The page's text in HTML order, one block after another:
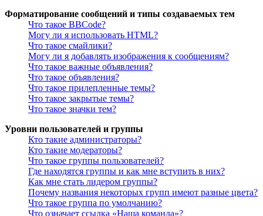
Форматирование сообщений и типы создаваемых тем
Что такое BBCode?
Могу ли я использовать HTML?
Что такое смайлики?
Могу ли я добавлять изображения к сообщениям?
Что такое важные объявления?
Что такое объявления?
Что такое прилепленные темы?
Что такое закрытые темы?
Что такое значки тем?
Уровни пользователей и группы
Кто такие администраторы?
Кто такие модераторы?
Что такое группы пользователей?
Где находятся группы и как мне вступить в них?
Как мне стать лидером группы?
Почему названия некоторых групп имеют разные цвета?
Что такое группа по умолчанию?
Что означает ссылка «Наша команда»?